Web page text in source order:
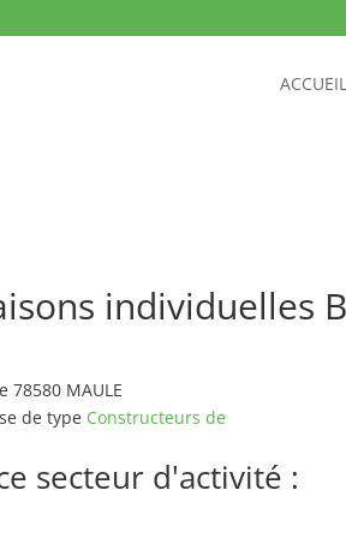
ACCUEIL
individuelles B
78580 MAULE
de type Constructeurs de
secteur d'activité :